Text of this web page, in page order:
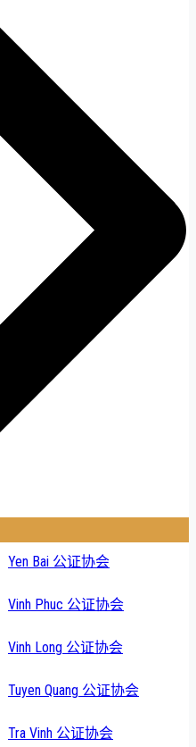
Yen Bai 公证协会
Vinh Phuc 公证协会
Vinh Long 公证协会
Tuyen Quang 公证协会
Tra Vinh 公证协会